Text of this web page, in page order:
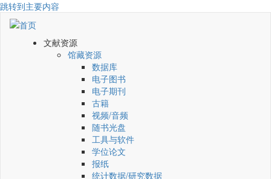
跳转到主要内容
文献资源
馆藏资源
数据库
电子图书
电子期刊
古籍
视频/音频
随书光盘
工具与软件
学位论文
报纸
统计数据/研究数据